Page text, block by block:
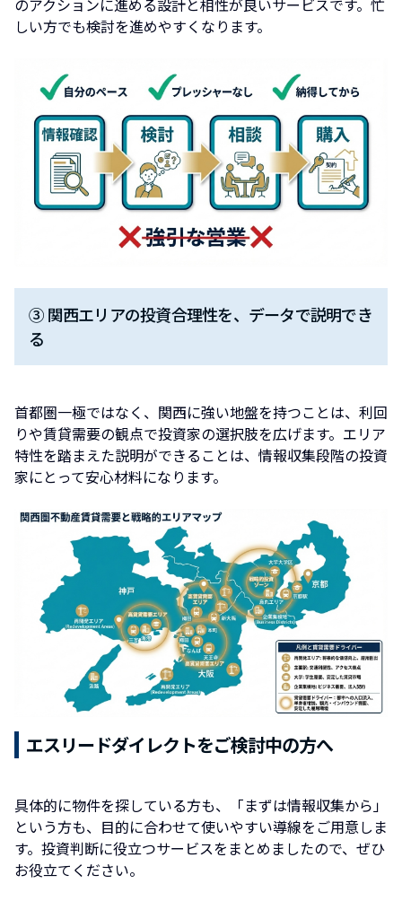
のアクションに進める設計と相性が良いサービスです。忙
しい方でも検討を進めやすくなります。
③ 関西エリアの投資合理性を、データで説明でき
る
首都圏一極ではなく、関西に強い地盤を持つことは、利回
りや賃貸需要の観点で投資家の選択肢を広げます。エリア
特性を踏まえた説明ができることは、情報収集段階の投資
家にとって安心材料になります。
エスリードダイレクトをご検討中の方へ
具体的に物件を探している方も、「まずは情報収集から」
という方も、目的に合わせて使いやすい導線をご用意しま
す。投資判断に役立つサービスをまとめましたので、ぜひ
お役立てください。